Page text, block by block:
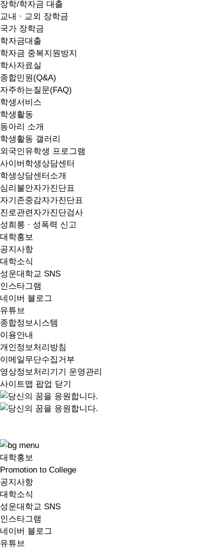
장학/학자금 대출
교내 · 교외 장학금
국가 장학금
학자금대출
학자금 중복지원방지
학사자료실
종합민원(Q&A)
자주하는질문(FAQ)
학생서비스
학생활동
동아리 소개
학생활동 갤러리
외국인유학생 프로그램
사이버학생상담센터
학생상담센터소개
심리불안자가진단표
자기존중감자가진단표
진로관련자가진단검사
성희롱 · 성폭력 신고
대학홍보
공지사항
대학소식
성운대학교 SNS
인스타그램
네이버 블로그
유튜브
종합정보시스템
이용안내
개인정보처리방침
이메일무단수집거부
영상정보처리기기 운영관리
사이트맵 팝업 닫기
대학홍보
Promotion to College
공지사항
대학소식
성운대학교 SNS
인스타그램
네이버 블로그
유튜브